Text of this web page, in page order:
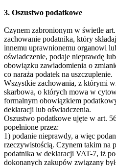
3. Oszustwo podatkowe
Czynem zabronionym w świetle
zachowanie podatnika, który
innemu uprawnionemu organowi
oświadczenie, podaje nieprawdę
obowiązku zawiadomienia o
co naraża podatek na uszczuplenie.
Wszystkie zachowania, z którymi
skarbowa, o których mowa w
formalnym obowiązkiem
deklaracji lub oświadczenia.
Oszustwo podatkowe ujęte w art.
popełnione przez:
1) podanie nieprawdy, a więc
rzeczywistością. Czynem takim na
podatnika w deklaracji VAT-7, iż
dokonanych zakupów związany